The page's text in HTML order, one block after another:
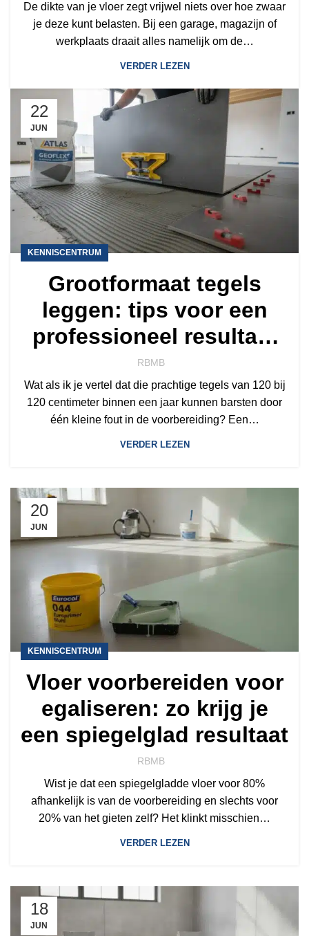
De dikte van je vloer zegt vrijwel niets over hoe zwaar
je deze kunt belasten. Bij een garage, magazijn of
werkplaats draait alles namelijk om de…
VERDER LEZEN
22
JUN
KENNISCENTRUM
Grootformaat tegels
leggen: tips voor een
professioneel resultaat
in 2026
RBMB
Wat als ik je vertel dat die prachtige tegels van 120 bij
120 centimeter binnen een jaar kunnen barsten door
één kleine fout in de voorbereiding? Een…
VERDER LEZEN
20
JUN
KENNISCENTRUM
Vloer voorbereiden voor
egaliseren: zo krijg je
een spiegelglad resultaat
RBMB
Wist je dat een spiegelgladde vloer voor 80%
afhankelijk is van de voorbereiding en slechts voor
20% van het gieten zelf? Het klinkt misschien…
VERDER LEZEN
18
JUN